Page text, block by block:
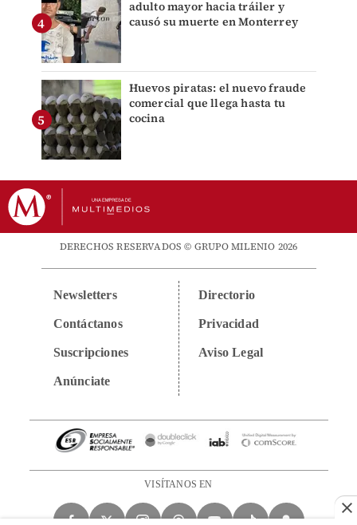
adulto mayor hacia tráiler y
causó su muerte en Monterrey
Huevos piratas: el nuevo fraude
comercial que llega hasta tu
cocina
DERECHOS RESERVADOS © GRUPO MILENIO 2026
Newsletters
Contáctanos
Suscripciones
Anúnciate
Directorio
Privacidad
Aviso Legal
VISÍTANOS EN